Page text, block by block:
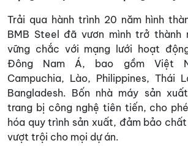
Trải qua hành trình 20 năm hình
BMB Steel đã vươn mình trở thành
vững chắc với mạng lưới hoạt
Đông Nam Á, bao gồm Việt
Campuchia, Lào, Philippines, Thái
Bangladesh. Bốn nhà máy sản
trang bị công nghệ tiên tiến, cho
hóa quy trình sản xuất, đảm bảo
vượt trội cho mọi dự án.